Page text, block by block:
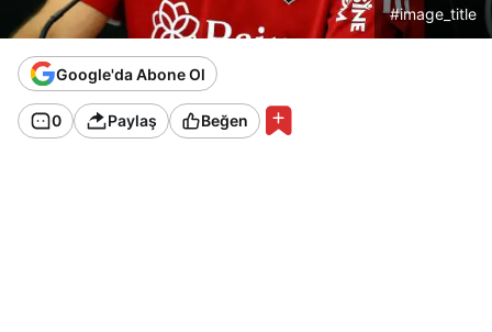
#image_title
Google'da Abone Ol
0 Paylaş Beğen